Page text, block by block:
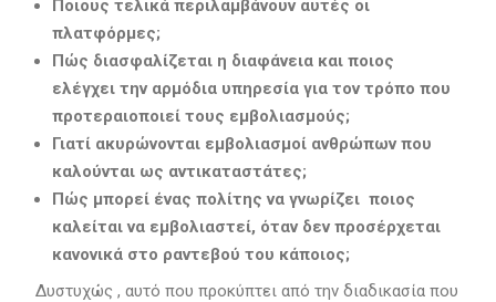
Ποιους τελικά περιλαμβάνουν αυτές οι
πλατφόρμες;
Πώς διασφαλίζεται η διαφάνεια και ποιος
ελέγχει την αρμόδια υπηρεσία για τον τρόπο που
προτεραιοποιεί τους εμβολιασμούς;
Γιατί ακυρώνονται εμβολιασμοί ανθρώπων που
καλούνται ως αντικαταστάτες;
Πώς μπορεί ένας πολίτης να γνωρίζει ποιος
καλείται να εμβολιαστεί, όταν δεν προσέρχεται
κανονικά στο ραντεβού του κάποιος;
Δυστυχώς , αυτό που προκύπτει από την διαδικασία που